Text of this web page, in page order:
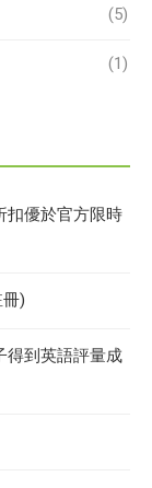
(5)
(1)
扣優於官方限時
)
得到英語評量成